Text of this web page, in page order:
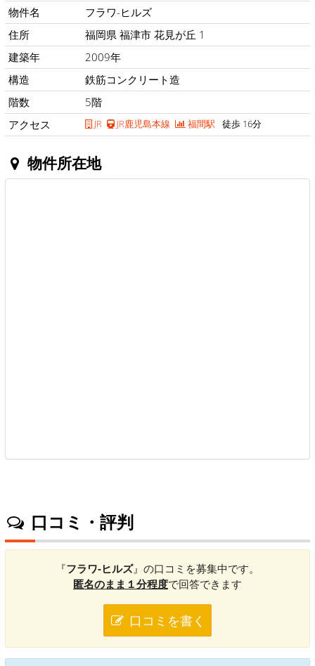
物件名
フラワ-ヒルズ
住所
福岡県 福津市 花見が丘 1
建築年
2009年
構造
鉄筋コンクリート造
階数
5階
アクセス
JR JR鹿児島本線 福間駅 徒歩 16分
物件所在地
口コミ・評判
『フラワ-ヒルズ』の口コミを募集中です。
匿名のまま１分程度で回答できます
口コミを書く